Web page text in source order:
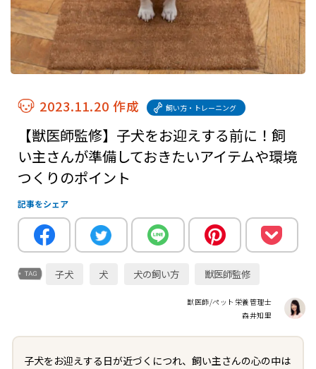
2023.11.20 作成 飼い方・トレーニング
【獣医師監修】子犬をお迎えする前に！飼
い主さんが準備しておきたいアイテムや環境
つくりのポイント
記事をシェア
子犬 犬 犬の飼い方 獣医師監修
獣医師/ペット栄養管理士
森井知里
子犬をお迎えする日が近づくにつれ、飼い主さんの心の中は